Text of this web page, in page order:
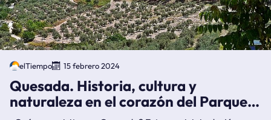
elTiempo 15 febrero 2024
Quesada. Historia, cultura y
naturaleza en el corazón del Parque